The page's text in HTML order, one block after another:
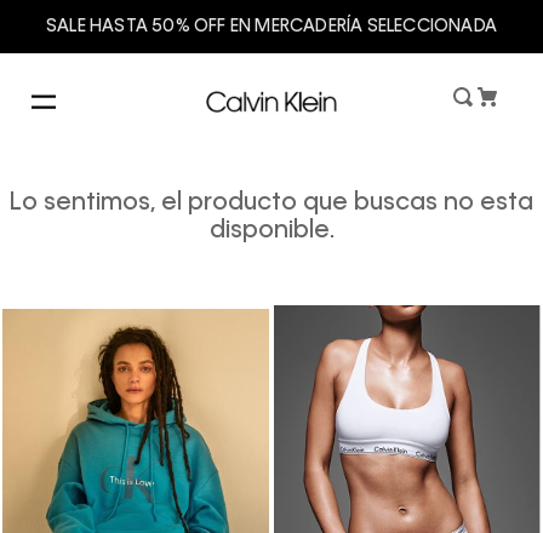
SALE HASTA 50% OFF EN MERCADERÍA SELECCIONADA
Lo sentimos, el producto que buscas no esta
disponible.